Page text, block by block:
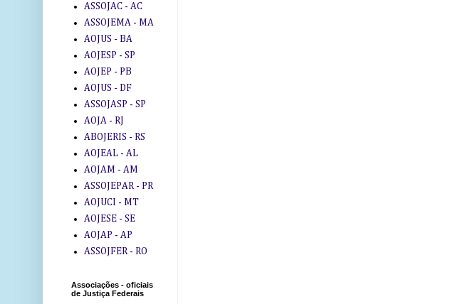
ASSOJAC - AC
ASSOJEMA - MA
AOJUS - BA
AOJESP - SP
AOJEP - PB
AOJUS - DF
ASSOJASP - SP
AOJA - RJ
ABOJERIS - RS
AOJEAL - AL
AOJAM - AM
ASSOJEPAR - PR
AOJUCI - MT
AOJESE - SE
AOJAP - AP
ASSOJFER - RO
Associações - oficiais
de Justiça Federais